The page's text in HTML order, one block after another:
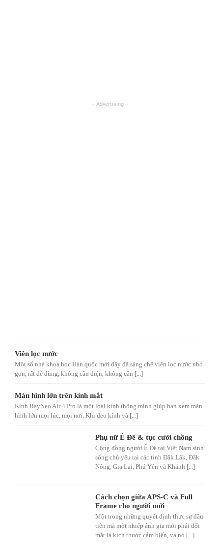
Viên lọc nước
Một số nhà khoa học Hàn quốc mới đây đã sáng chế viên lọc nước nhỏ
gọn, rất dễ dùng, không cần điện, không cần [...]
Màn hình lớn trên kính mắt
Kính RayNeo Air 4 Pro là một loại kính thông minh giúp bạn xem màn
hình lớn mọi lúc, mọi nơi. Khi đeo kính và [...]
Phụ nữ Ê Đê & tục cưới chồng
Cộng đồng người Ê Đê tại Việt Nam sinh
sống chủ yếu tại các tỉnh Đắk Lắk, Đắk
Nông, Gia Lai, Phú Yên và Khánh [...]
Cách chọn giữa APS-C và Full
Frame cho người mới
Một trong những quyết định thực sự đầu
tiên mà một nhiếp ảnh gia mới phải đối
mặt là kích thước cảm biến, và nó [...]